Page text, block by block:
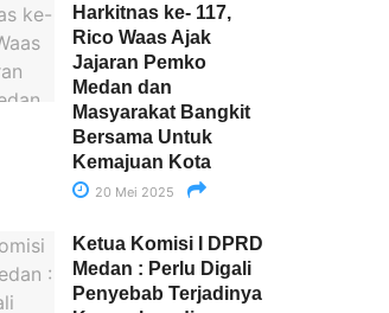
Harkitnas ke- 117,
Rico Waas Ajak
Jajaran Pemko
Medan dan
Masyarakat Bangkit
Bersama Untuk
Kemajuan Kota
20 Mei 2025
Ketua Komisi I DPRD
Medan : Perlu Digali
Penyebab Terjadinya